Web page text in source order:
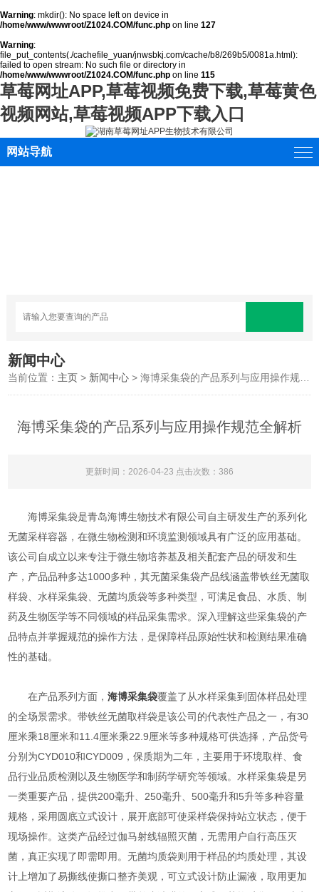
Warning: mkdir(): No space left on device in
/home/www/wwwroot/Z1024.COM/func.php on line 127
Warning:
file_put_contents(./cachefile_yuan/jnwsbkj.com/cache/b8/269b5/0081a.html):
failed to open stream: No such file or directory in
/home/www/wwwroot/Z1024.COM/func.php on line 115
草莓网址APP,草莓视频免费下载,草莓黄色
视频网站,草莓视频APP下载入口
网站导航
新闻中心
当前位置： 主页 > 新闻中心 > 海博采集袋的产品系列与应用操作规范全解析
海博采集袋的产品系列与应用操作规范全解析
更新时间：2026-04-23 点击次数：386
海博采集袋是青岛海博生物技术有限公司自主研发生产的系列化
无菌采样容器，在微生物检测和环境监测领域具有广泛的应用基础。
该公司自成立以来专注于微生物培养基及相关配套产品的研发和生
产，产品品种多达1000多种，其无菌采集袋产品线涵盖带铁丝无菌取
样袋、水样采集袋、无菌均质袋等多种类型，可满足食品、水质、制
药及生物医学等不同领域的样品采集需求。深入理解这些采集袋的产
品特点并掌握规范的操作方法，是保障样品原始性状和检测结果准确
性的基础。
在产品系列方面，海博采集袋覆盖了从水样采集到固体样品处理
的全场景需求。带铁丝无菌取样袋是该公司的代表性产品之一，有30
厘米乘18厘米和11.4厘米乘22.9厘米等多种规格可供选择，产品货号
分别为CYD010和CYD009，保质期为二年，主要用于环境取样、食
品行业品质检测以及生物医学和制药学研究等领域。水样采集袋是另
一类重要产品，提供200毫升、250毫升、500毫升和5升等多种容量
规格，采用圆底立式设计，展开底部可使采样袋保持站立状态，便于
现场操作。这类产品经过伽马射线辐照灭菌，无需用户自行高压灭
菌，真正实现了即需即用。无菌均质袋则用于样品的均质处理，其设
计上增加了易撕线使撕口整齐美观，可立式设计防止漏液，取用更加